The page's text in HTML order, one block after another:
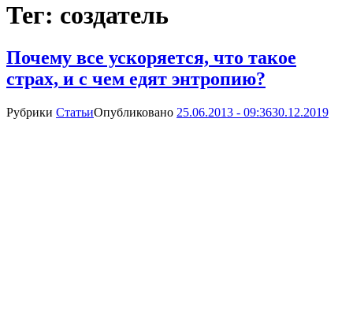
Тег: создатель
Почему все ускоряется, что такое
страх, и с чем едят энтропию?
Рубрики СтатьиОпубликовано 25.06.2013 - 09:3630.12.2019